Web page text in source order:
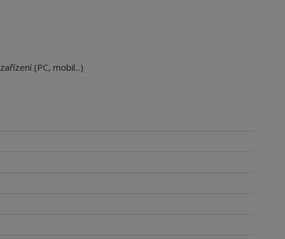
(PC, mobil...)